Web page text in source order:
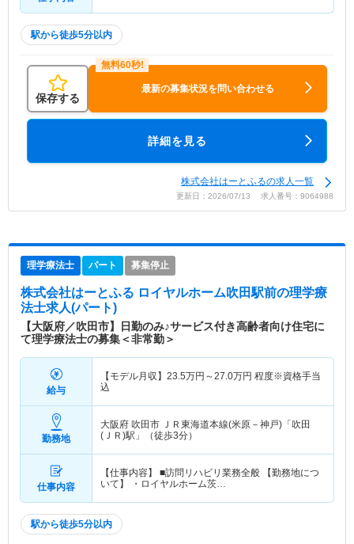
駅から徒歩5分以内
保存する
最新の募集状況を問い合わせる
詳細を見る
株式会社はーとふるの求人一覧
更新日：2026/07/13 求人番号：9064988
理学療法士 パート 募集停止
株式会社はーとふる ロイヤルホーム吹田駅前の理学療
法士求人(パート)
【大阪府／吹田市】日勤のみ♪サービス付き高齢者向け住宅に
て理学療法士の募集＜非常勤＞
給与
【モデル月収】 23.5万円～27.0万円 程度※資格手当
込
勤務地
大阪府 吹田市 ＪＲ東海道本線(米原－神戸)「吹田
(ＪＲ)駅」（徒歩3分）
仕事内容
【仕事内容】 ■訪問リハビリ業務全般 【勤務地につ
いて】 ・ロイヤルホーム茨…
駅から徒歩5分以内